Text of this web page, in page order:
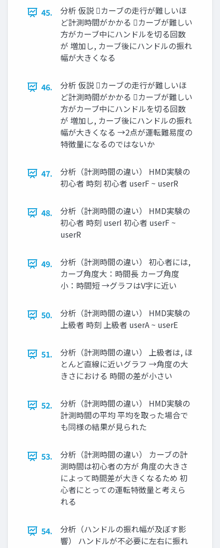
45.
分析 仮説 カーブの走行が難しいほ
ど計測時間がかかる カーブが難しい
方がカーブ中にハンドルを切る回数
が 増加し, カーブ後にハンドルの振れ
幅が大きくなる
46.
分析 仮説 カーブの走行が難しいほ
ど計測時間がかかる カーブが難しい
方がカーブ中にハンドルを切る回数
が 増加し, カーブ後にハンドルの振れ
幅が大きくなる →2点が運転難易度の
特徴量になるのではないか
47.
分析（計測時間の違い） HMD実験の
初心者 時刻 初心者 userF ~ userR
48.
分析（計測時間の違い） HMD実験の
初心者 時刻 userI 初心者 userF ~
userR
49.
分析（計測時間の違い） 初心者には,
カーブ角度大：時間長 カーブ角度
小：時間短 →グラフはV字に近い
50.
分析（計測時間の違い） HMD実験の
上級者 時刻 上級者 userA ~ userE
51.
分析（計測時間の違い） 上級者は, ほ
とんど直線に近いグラフ →角度の大
きさにおける 時間の差が小さい
52.
分析（計測時間の違い） HMD実験の
計測時間の平均 平均を取った場合で
も同様の結果が見られた
53.
分析（計測時間の違い） カーブの計
測時間は初心者の方が 角度の大きさ
によって時間差が大きくなるため 初
心者にとっての運転特徴量と考えら
れる
54.
分析（ハンドルの振れ幅が及ぼす影
響） ハンドルが不必要に左右に振れ